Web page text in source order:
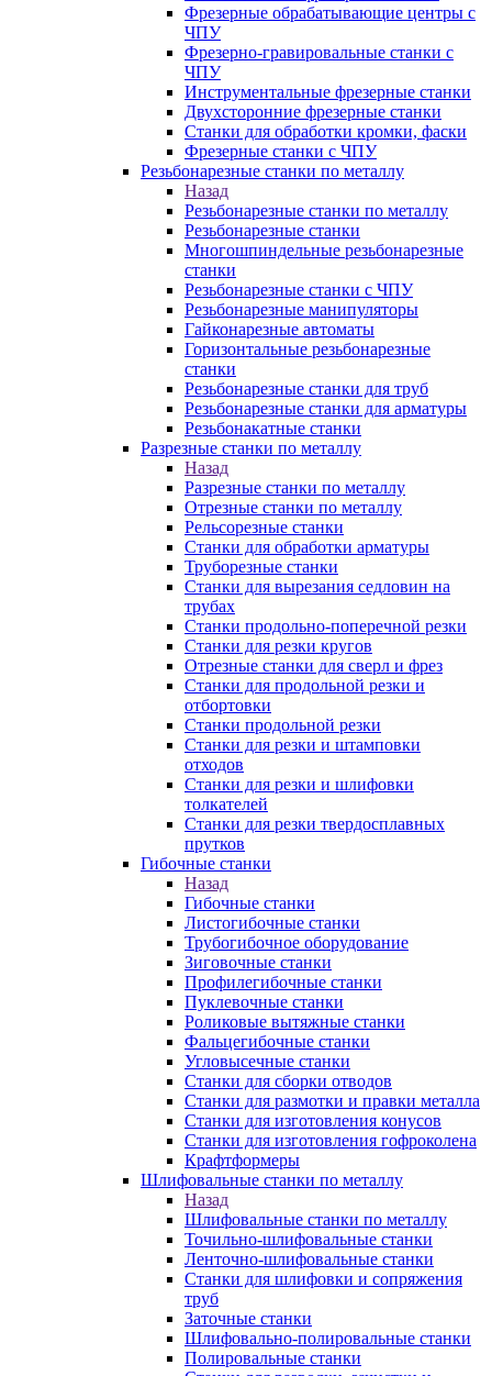
Фрезерные обрабатывающие центры с
ЧПУ
Фрезерно-гравировальные станки с
ЧПУ
Инструментальные фрезерные станки
Двухсторонние фрезерные станки
Станки для обработки кромки, фаски
Фрезерные станки с ЧПУ
Резьбонарезные станки по металлу
Назад
Резьбонарезные станки по металлу
Резьбонарезные станки
Многошпиндельные резьбонарезные
станки
Резьбонарезные станки с ЧПУ
Резьбонарезные манипуляторы
Гайконарезные автоматы
Горизонтальные резьбонарезные
станки
Резьбонарезные станки для труб
Резьбонарезные станки для арматуры
Резьбонакатные станки
Разрезные станки по металлу
Назад
Разрезные станки по металлу
Отрезные станки по металлу
Рельсорезные станки
Станки для обработки арматуры
Труборезные станки
Станки для вырезания седловин на
трубаx
Станки продольно-поперечной резки
Станки для резки кругов
Отрезные станки для сверл и фрез
Станки для продольной резки и
отбортовки
Станки продольной резки
Станки для резки и штамповки
отходов
Станки для резки и шлифовки
толкателей
Станки для резки твердосплавных
прутков
Гибочные станки
Назад
Гибочные станки
Листогибочные станки
Трубогибочное оборудование
Зиговочные станки
Профилегибочные станки
Пуклевочные станки
Роликовые вытяжные станки
Фальцегибочные станки
Угловысечные станки
Станки для сборки отводов
Станки для размотки и правки металла
Станки для изготовления конусов
Станки для изготовления гофроколена
Крафтформеры
Шлифовальные станки по металлу
Назад
Шлифовальные станки по металлу
Точильно-шлифовальные станки
Ленточно-шлифовальные станки
Станки для шлифовки и сопряжения
труб
Заточные станки
Шлифовально-полировальные станки
Полировальные станки